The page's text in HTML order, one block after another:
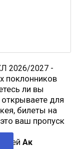
2026/2027 -
поклонников
ли вы
для
билеты на
ваш пропуск
Ак